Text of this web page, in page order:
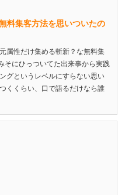
料集客方法を思いついたの
属性だけ集める斬新？な無料集
そにひっついてた出来事から実践
グというレベルにすらない思い
くくらい、口で語るだけなら誰